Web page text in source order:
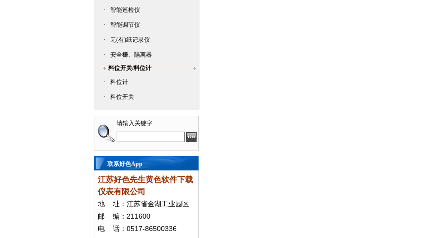
·
智能巡检仪
· 智能调节仪
· 无(有)纸记录仪
·
安全栅、隔离器
料位开关/料位计
·
料位计
· 料位开关
请输入关键字
联系好色App
江苏好色先生黄色软件下载
仪表有限公司
地
址：江苏省金湖工业园区
邮
编： 211600
电 话： 0517-86500336